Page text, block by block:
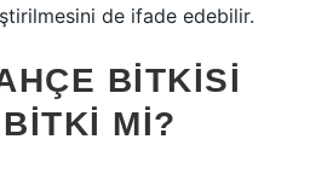
de ifade edebilir.
BITKISI
MI?